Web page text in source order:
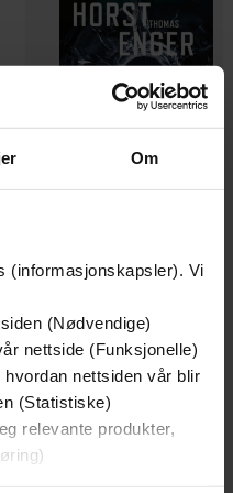
Om
(informasjonskapsler). Vi
(Nødvendige)
nettside (Funksjonelle)
nettsiden vår blir
(Statistiske)
relevante produkter,
Utskudd
EBOK
(forfatter),
Ingeborg
(innleser)